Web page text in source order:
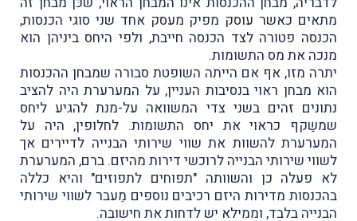
מתאים כאשר עוסק מפיק מעסק אחד שני סוגי הכנסות,
הכנסה פטורה לצד הכנסה חייבת, ולפי היחס ביניהן הוא
מנכה את מס התשומות.
יתרה מזו, אף אם הייתה השופטת סבורה שמבחן ההכנסות
הוא מבחן ראוי בנסיבות העניין, על המערערת היה להציב
נתונים זהים בשני צדי המשוואה על-מנת להגיע ליחס
שמשַקף כראוי את יחס התשומות. לחלופין, היה על
המערערת להשוות את שווי שירותי הבנייה לדיירים אך
לשווי שירותי הבנייה לרוכשי דירות מהיזם. ברם, המערערת
לא פעלה כן והשוותה "תפוחים לתפוזים" והיא כללה
בהכנסות מדירות היזם רכיבים נוספים מֵעבר לשווי שירותי
הבנייה בלבד, וממילא יש לדחות את חישובה.